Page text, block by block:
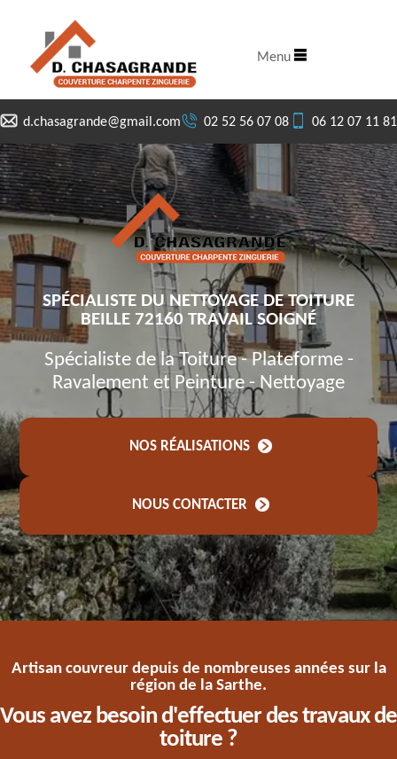
d.chasagrande@gmail.com 02 52 56 07 08 06 12 07 11 81
Menu
SPÉCIALISTE DU NETTOYAGE DE TOITURE
BEILLE 72160 TRAVAIL SOIGNÉ
Spécialiste de la Toiture - Plateforme -
Ravalement et Peinture - Nettoyage
NOS RÉALISATIONS
NOUS CONTACTER
Artisan couvreur depuis de nombreuses années sur la
région de la Sarthe.
Vous avez besoin d'effectuer des travaux de
toiture ?